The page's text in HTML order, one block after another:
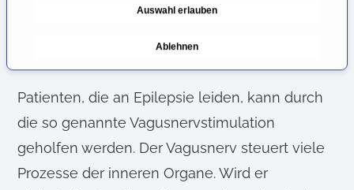
s
s
w
Auswahl erlauben
Ablehnen
sondern durch Bestrahlung, Hitze oder
Patienten, die an Epilepsie leiden, kann durch
die so genannte Vagusnervstimulation
geholfen werden. Der Vagusnerv steuert viele
Prozesse der inneren Organe. Wird er